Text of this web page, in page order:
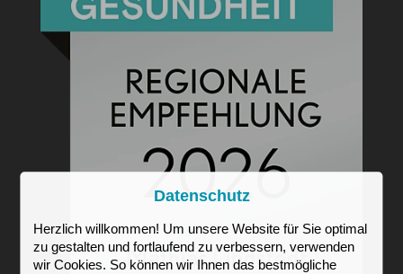
Datenschutz
Herzlich willkommen! Um unsere Website für Sie optimal
zu gestalten und fortlaufend zu verbessern, verwenden
wir Cookies. So können wir Ihnen das bestmögliche